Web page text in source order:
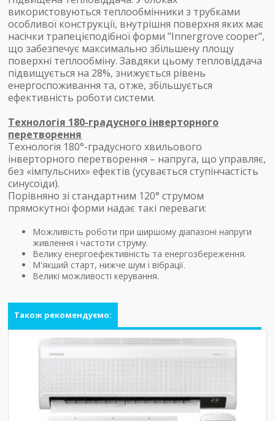
використовуються теплообмінники з трубками
особливої ​​конструкції, внутрішня поверхня яких має
насічки трапецієподібної форми "Innergrove cooper",
що забезпечує максимально збільшену площу
поверхні теплообміну. Завдяки цьому тепловіддача
підвищується на 28%, знижується рівень
енергоспоживання та, отже, збільшується
ефективність роботи системи.
Технологія 180-градусного інверторного
перетворення
Технологія 180°-градусного хвильового
інверторного перетворення – напруга, що управляє,
без «імпульсних» ефектів (усувається ступінчастість
синусоїди).
Порівняно зі стандартним 120° струмом
прямокутної форми надає такі переваги:
Можливість роботи при ширшому діапазоні напруги
живлення і частоти струму.
Велику енергоефективність та енергозбереження.
М'якший старт, нижче шум і вібрації.
Великі можливості керування.
Також рекомендуємо: